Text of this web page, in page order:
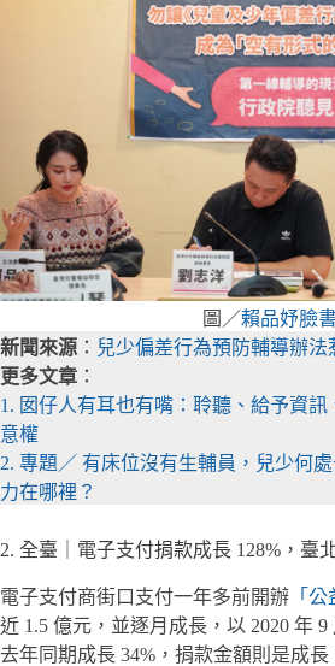
圖／賴品妤臉
新聞來源 ： 兒少偏差行為預防輔導辦
更多文章 ：
1. 囡仔人有耳也有嘴：聆聽、給予資
意權
2. 專題／ 有床位沒有生輔員，兒少何
力在哪裡？
2. 全臺｜電子支付捐款成長 128%，臺
電子支付商街口支付一年多前開辦 「公
近 1.5 億元，並逐月成長，以 2020 年
去年同期成長 34%，捐款金額則是成